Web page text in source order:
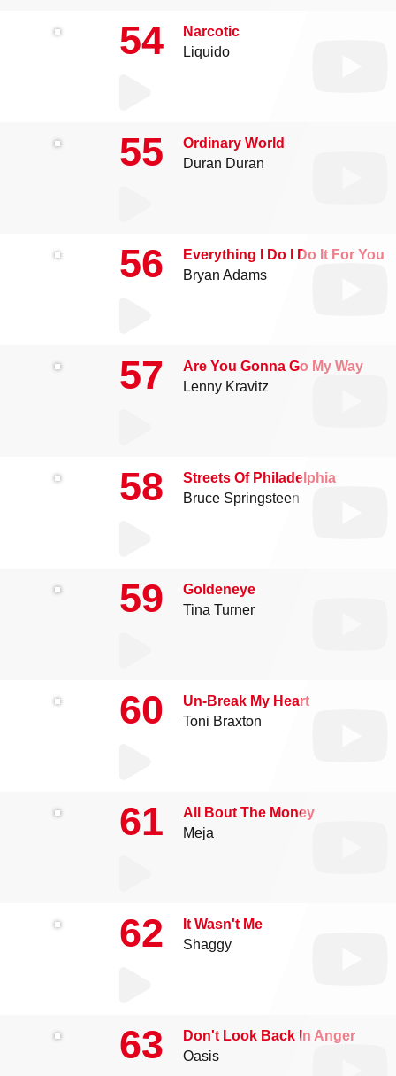
54
Narcotic
Liquido
55
Ordinary World
Duran Duran
56
Everything I Do I Do It For You
Bryan Adams
57
Are You Gonna Go My Way
Lenny Kravitz
58
Streets Of Philadelphia
Bruce Springsteen
59
Goldeneye
Tina Turner
60
Un-Break My Heart
Toni Braxton
61
All Bout The Money
Meja
62
It Wasn't Me
Shaggy
63
Don't Look Back In Anger
Oasis